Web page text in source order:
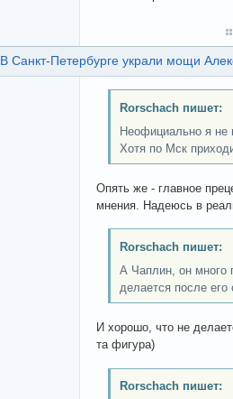
В Санкт-Петербурге украли мощи
Rorschach пишет:
Неофициально я
Хотя по Мск
Опять же - главное
мнения. Надеюсь в
Rorschach пишет:
А Чаплин, он много
делается после его
И хорошо, что не
та фигура)
Rorschach пишет: